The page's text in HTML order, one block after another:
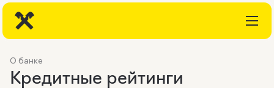
О банке
Кредитные рейтинги